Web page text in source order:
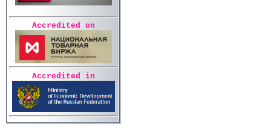
Accredited on
Accredited in